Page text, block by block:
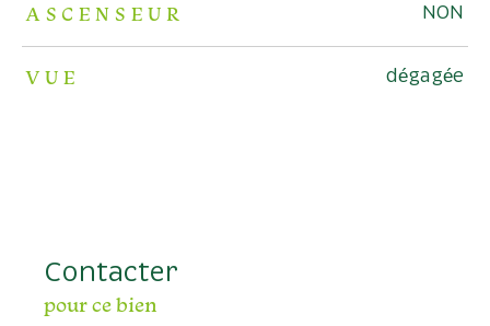
ASCENSEUR NON
VUE dégagée
Contacter
pour ce bien